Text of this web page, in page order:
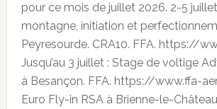
pour ce mois de juillet 2026. 2-5
montagne, initiation et
Peyresourde. CRA10. FFA. https://
Jusqu’au 3 juillet : Stage de voltige
à Besançon. FFA. https://www.ffa-
Euro Fly-in RSA à Brienne-le-